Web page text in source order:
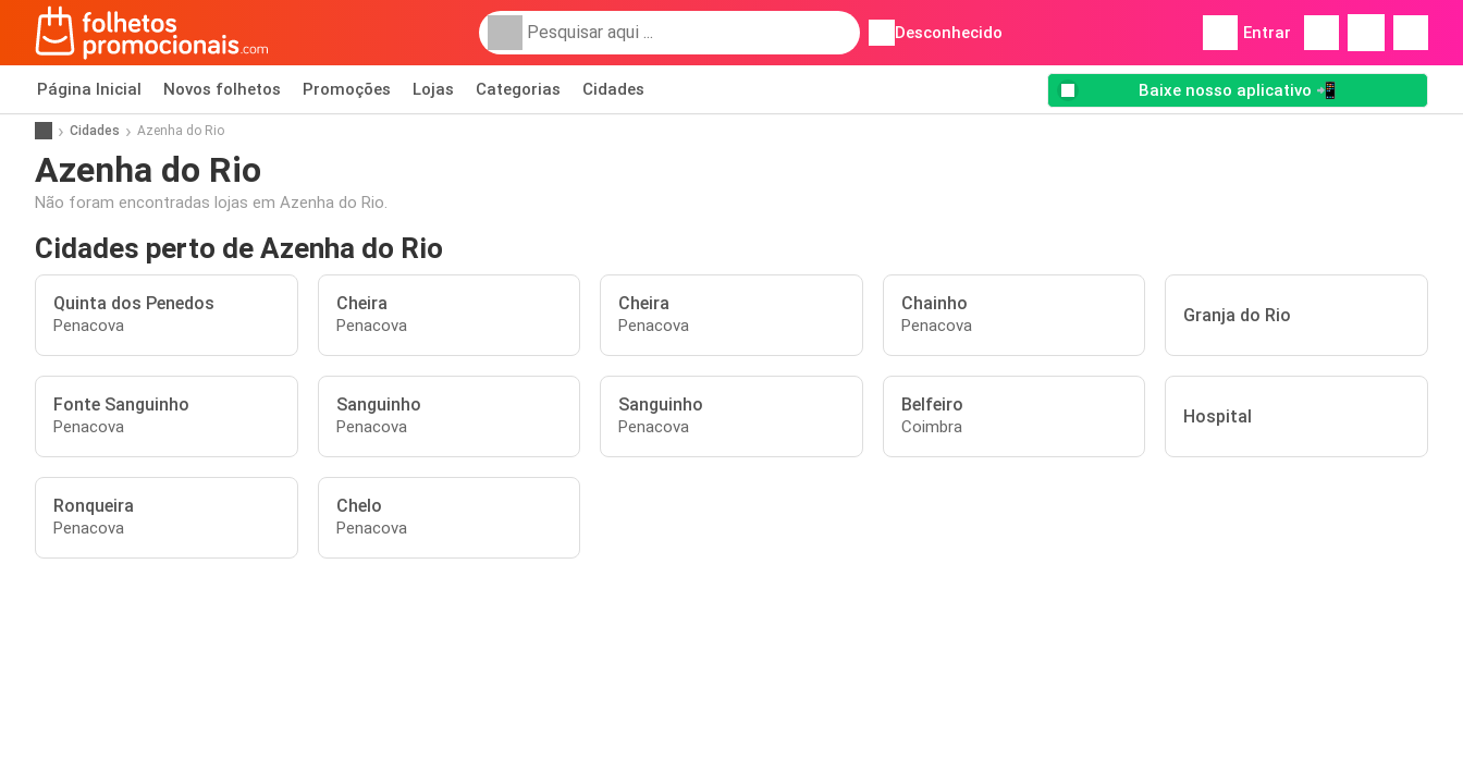
Desconhecido Entrar
Página Inicial Novos folhetos Promoções Lojas Categorias Cidades Baixe nosso aplicativo 📲
Cidades Azenha do Rio
Azenha do Rio
Não foram encontradas lojas em Azenha do Rio.
Cidades perto de Azenha do Rio
Quinta dos Penedos
Penacova
Cheira
Penacova
Cheira
Penacova
Chainho
Penacova Granja do Rio
Fonte Sanguinho
Penacova
Sanguinho
Penacova
Sanguinho
Penacova
Belfeiro
Coimbra Hospital
Ronqueira
Penacova
Chelo
Penacova